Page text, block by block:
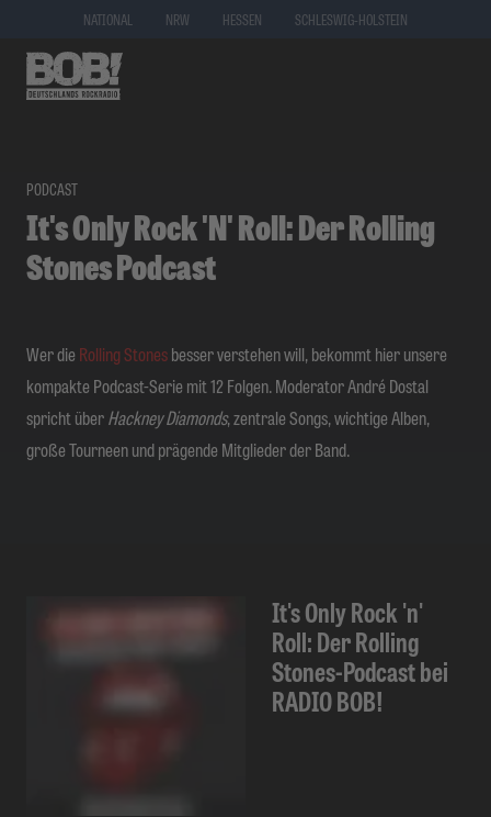
NATIONAL NRW HESSEN SCHLESWIG-HOLSTEIN
PODCAST
It's Only Rock 'N' Roll: Der Rolling
Stones Podcast
Wer die Rolling Stonesbesser verstehen will, bekommt hier unsere
kompakte Podcast-Serie mit 12 Folgen. Moderator André Dostal
spricht überHackney Diamonds, zentrale Songs, wichtige Alben,
große Tourneen und prägende Mitglieder der Band.
It's Only Rock 'n'
Roll: Der Rolling
Stones-Podcast bei
RADIO BOB!